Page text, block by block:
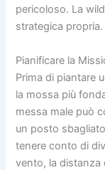
pericoloso. La
strategica propria.
Pianificare la
Prima di piantare
la mossa più
messa male può
un posto
tenere conto di
vento, la distanza